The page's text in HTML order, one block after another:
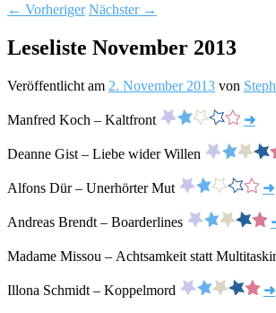
← Vorheriger Nächster →
Leseliste November 2013
Veröffentlicht am 2. November 2013 von
Manfred Koch – Kaltfront ➜
Deanne Gist – Liebe wider Willen
Alfons Dür – Unerhörter Mut ➜
Andreas Brendt – Boarderlines
Madame Missou – Achtsamkeit statt
Illona Schmidt – Koppelmord
➜